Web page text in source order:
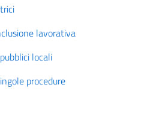
lavorativa
locali
procedure